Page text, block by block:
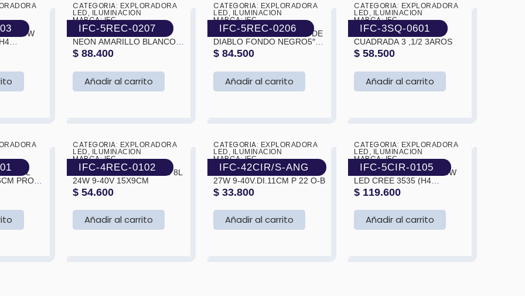
❯ ❮ ❯
IFC-5REC-0207
CATEGORIA: EXPLORADORA
LED , ILUMINACION
MARCA:IFC
EXPLORADORA KW ARO
NEON AMARILLO BLANCO5″
H/L, 10 X 3W + 20 X 1W 3030
SMD 10-30V, (BLANCA Y
$ 88.400
Añadir al carrito
❮ ❯
IFC-5REC-0206
CATEGORIA: EXPLORADORA
LED , ILUMINACION
MARCA:IFC
EXPLORADORA KW OJO DE
DIABLO FONDO NEGRO5″
H/L, 3 X 10W 10-
30V,BLANCA (BLANCA Y
$ 84.500
Añadir al carrito
❮ ❯
IFC-3SQ-0601
CATEGORIA: EXPLORADORA
LED , ILUMINACION
MARCA:IFC
EXPLORADORA TIPO
CUADRADA 3 ,1/2 3AROS
$ 58.500
Añadir al carrito
❯
17L
PROF
❮ ❯
IFC-4REC-0102
CATEGORIA: EXPLORADORA
LED
ILUMINACION
MARCA:IFC
EXPLORADORA .LED 450 8L
24W 9-40V 15X9CM
$ 54.600
Añadir al carrito
❮ ❯
IFC-42CIR/S-ANG
CATEGORIA: EXPLORADORA
LED
ILUMINACION
MARCA:IFC
EXPLORADORA .LED 9L
27W 9-40V.DI.11CM P 22 O-B
$ 33.800
Añadir al carrito
❮ ❯
IFC-5CIR-0105
CATEGORIA: EXPLORADORA
LED
ILUMINACION
MARCA:IFC
EXPLORADORA 5.75” 50W
LED CREE 3535 (H4
SOCKET)(BLANCO Y
AMARILLO)143X75MM
$ 119.600
Añadir al carrito